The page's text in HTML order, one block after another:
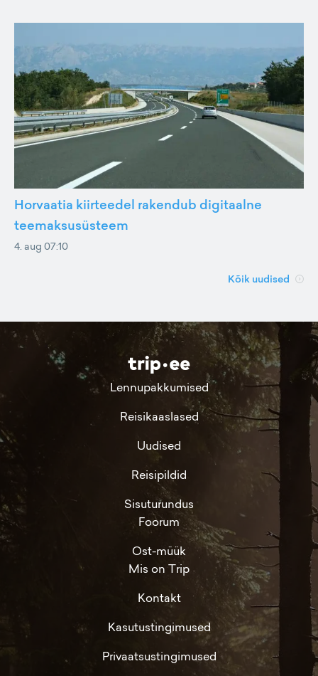
Horvaatia kiirteedel rakendub digitaalne
teemaksusüsteem
4. aug 07:10
Kõik uudised
Lennupakkumised
Reisikaaslased
Uudised
Reisipildid
Sisuturundus
Foorum
Ost-müük
Mis on Trip
Kontakt
Kasutustingimused
Privaatsustingimused